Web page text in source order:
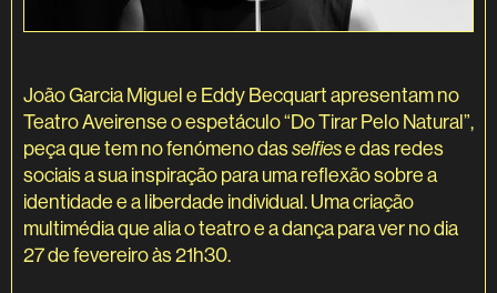
João Garcia Miguel e Eddy Becquart apresentam no
Teatro Aveirense o espetáculo “Do Tirar Pelo Natural”,
peça que tem no fenómeno dasselfiese das redes
sociais a sua inspiração para uma reflexão sobre a
identidade e a liberdade individual. Uma criação
multimédia que alia o teatro e a dança para ver no dia
27 de fevereiro às 21h30.